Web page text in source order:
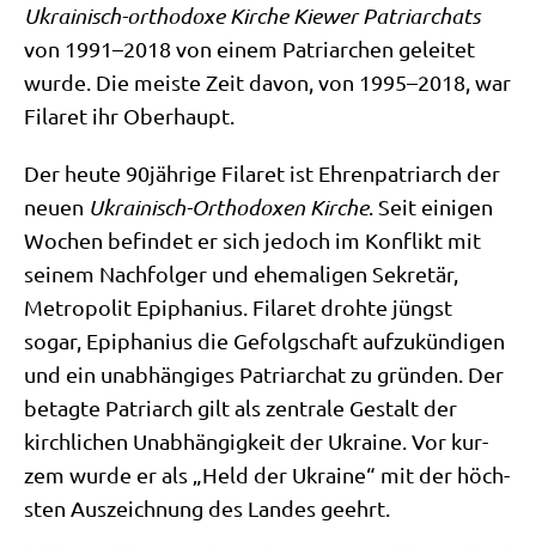
Ukrai­nisch-ortho­do­xe Kir­che Kie­wer Patri­ar­chats
von 1991–2018 von einem Patri­ar­chen gelei­tet
wur­de. Die mei­ste Zeit davon, von 1995–2018, war
Fila­ret ihr Oberhaupt.
Der heu­te 90jährige Fila­ret ist Ehren­pa­tri­arch der
neu­en Ukrai­nisch-Ortho­do­xen Kir­che. Seit eini­gen
Wochen befin­det er sich jedoch im Kon­flikt mit
sei­nem Nach­fol­ger und ehe­ma­li­gen Sekre­tär,
Metro­po­lit Epi­pha­ni­us. Fila­ret droh­te jüngst
sogar, Epi­pha­ni­us die Gefolg­schaft auf­zu­kün­di­gen
und ein unab­hän­gi­ges Patri­ar­chat zu grün­den. Der
betag­te Patri­arch gilt als zen­tra­le Gestalt der
kirch­li­chen Unab­hän­gig­keit der Ukrai­ne. Vor kur­
zem wur­de er als „Held der Ukrai­ne“ mit der höch­
sten Aus­zeich­nung des Lan­des geehrt.